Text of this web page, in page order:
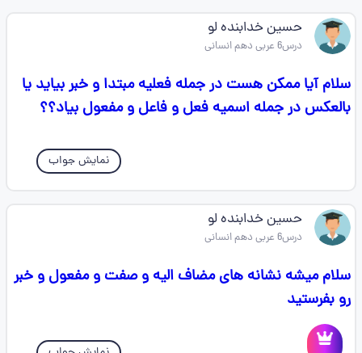
حسین خدابنده لو
درس6 عربی دهم انسانی
سلام آیا ممکن هست در جمله فعلیه مبتدا و خبر بیاید یا
بالعکس در جمله اسمیه فعل و فاعل و مفعول بیاد؟؟
نمایش جواب
حسین خدابنده لو
درس6 عربی دهم انسانی
سلام میشه نشانه های مضاف الیه و صفت و مفعول و خبر
رو بفرستید